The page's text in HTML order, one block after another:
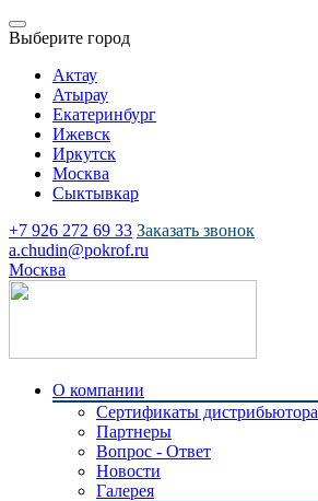
Выберите город
Актау
Атырау
Екатеринбург
Ижевск
Иркутск
Москва
Сыктывкар
+7 926 272 69 33 Заказать звонок
a.chudin@pokrof.ru
Москва
О компании
Сертификаты дистрибьютора
Партнеры
Вопрос - Ответ
Новости
Галерея